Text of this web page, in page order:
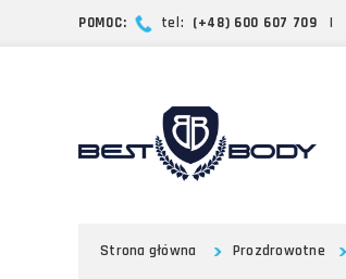
POMOC: tel: (+48) 600 607 709 |
Strona główna Prozdrowotne